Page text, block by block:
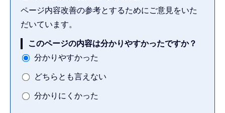
ページ内容改善の参考とするためにご意見をいた
だいています。
このページの内容は分かりやすかったですか？
分かりやすかった
どちらとも言えない
分かりにくかった